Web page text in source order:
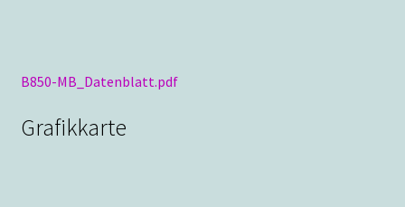
B850-MB_Datenblatt.pdf
Grafikkarte